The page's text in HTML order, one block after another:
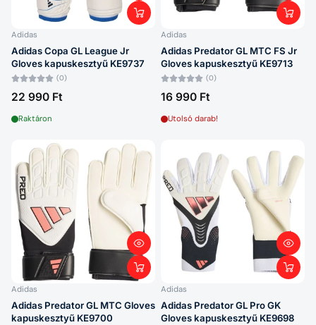
Adidas
Adidas Copa GL League Jr
Gloves kapuskesztyű KE9737
(0)
22 990 Ft
Raktáron
Adidas
Adidas Predator GL MTC FS Jr
Gloves kapuskesztyű KE9713
(0)
16 990 Ft
Utolsó darab!
Adidas
Adidas Predator GL MTC Gloves
kapuskesztyű KE9700
Adidas
Adidas Predator GL Pro GK
Gloves kapuskesztyű KE9698